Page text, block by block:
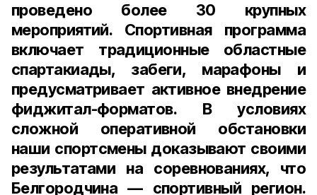
проведено более 30 крупных
мероприятий. Спортивная программа
включает традиционные областные
спартакиады, забеги, марафоны и
предусматривает активное внедрение
фиджитал-форматов. В условиях
сложной оперативной обстановки
наши спортсмены доказывают своими
результатами на соревнованиях, что
Белгородчина — спортивный регион.